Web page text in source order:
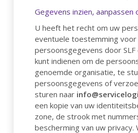
Gegevens inzien, aanpassen
U heeft het recht om uw
eventuele toestemming
persoonsgegevens door
kunt indienen om de
genoemde organisatie, te
persoonsgegevens of
sturen naar
een kopie van uw
zone, de strook met
bescherming van uw